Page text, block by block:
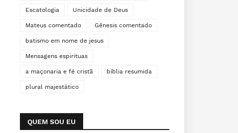
Escatologia Unicidade de Deus
Mateus comentado Gênesis comentado
batismo em nome de jesus
Mensagens espirituas
a maçonaria e fé cristã bíblia resumida
plural majestático
QUEM SOU EU